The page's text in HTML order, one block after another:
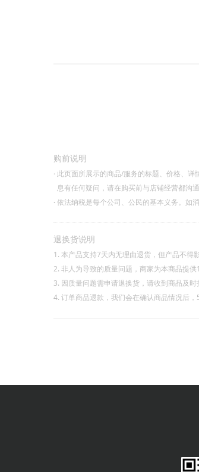
购前说明
· 此页面所展示的商品/服务的标题、价格、
息有任何疑问，请在购买前与店铺经营都沟通
·依法纳税是每个公司、公民的基本义务。如
退换货说明
1. 本产品支持7天内无理由退货，但产品不得
2. 非人为导致的质量问题，商家为本商品提供1
3. 因质量问题需申请退换货，请收到商品及
4. 订单商品退款，我们会在确认商品情况后